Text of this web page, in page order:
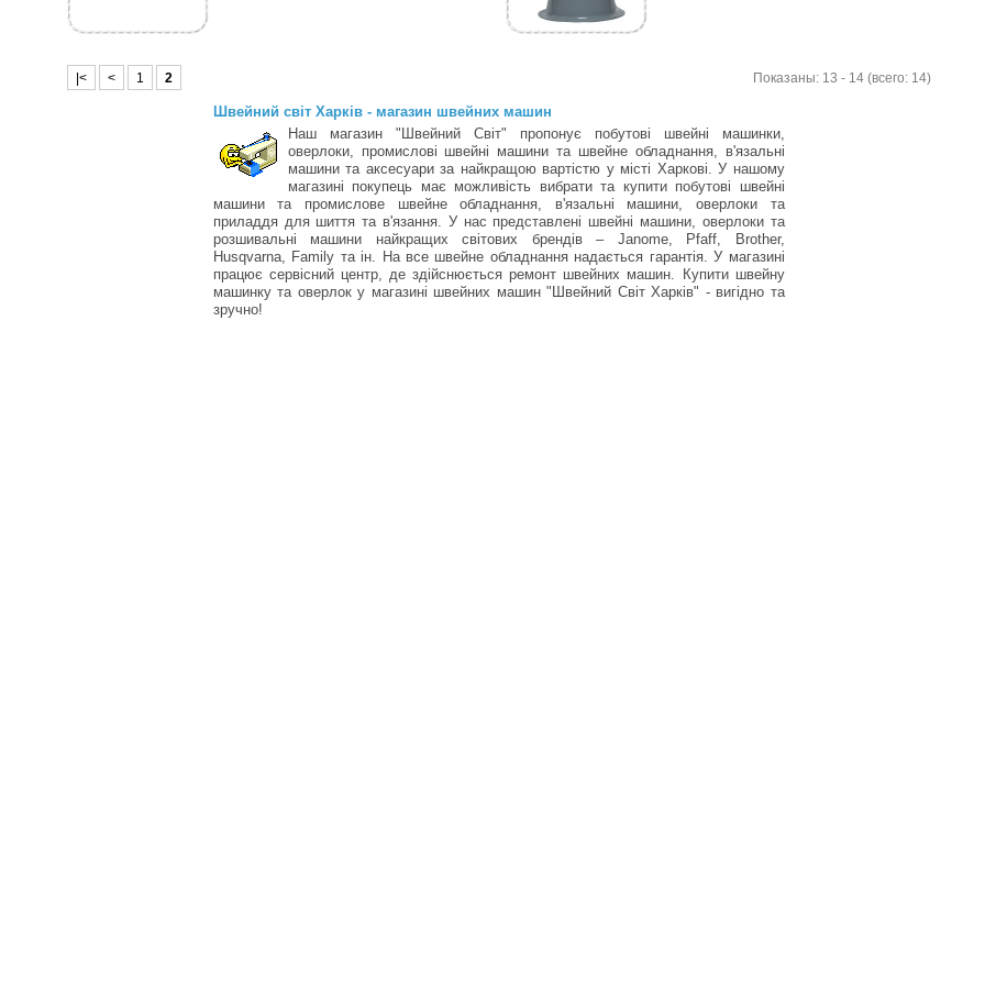
|< < 1 2 Показаны: 13 - 14 (всего: 14)
Швейний світ Харків - магазин швейних машин
Наш магазин "Швейний Світ" пропонує побутові швейні машинки,
оверлоки, промислові швейні машини та швейне обладнання, в'язальні
машини та аксесуари за найкращою вартістю у місті Харкові. У нашому
магазині покупець має можливість вибрати та купити побутові швейні
машини та промислове швейне обладнання, в'язальні машини, оверлоки та
приладдя для шиття та в'язання. У нас представлені швейні машини, оверлоки та
розшивальні машини найкращих світових брендів – Janome, Pfaff, Brother,
Husqvarna, Family та ін. На все швейне обладнання надається гарантія. У магазині
працює сервісний центр, де здійснюється ремонт швейних машин. Купити швейну
машинку та оверлок у магазині швейних машин "Швейний Світ Харків" - вигідно та
зручно!